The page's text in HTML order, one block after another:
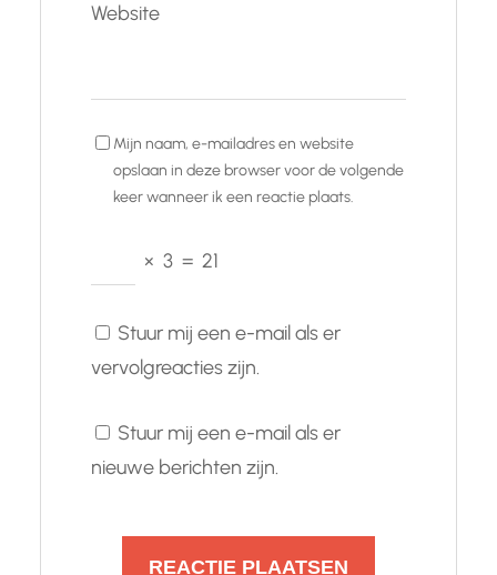
Website
Mijn naam, e-mailadres en website
opslaan in deze browser voor de volgende
keer wanneer ik een reactie plaats.
× 3 = 21
Stuur mij een e-mail als er
vervolgreacties zijn.
Stuur mij een e-mail als er
nieuwe berichten zijn.